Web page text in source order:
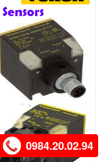
0984.20.02.94